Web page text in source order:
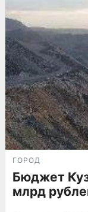
ГОРОД
Бюджет
млрд